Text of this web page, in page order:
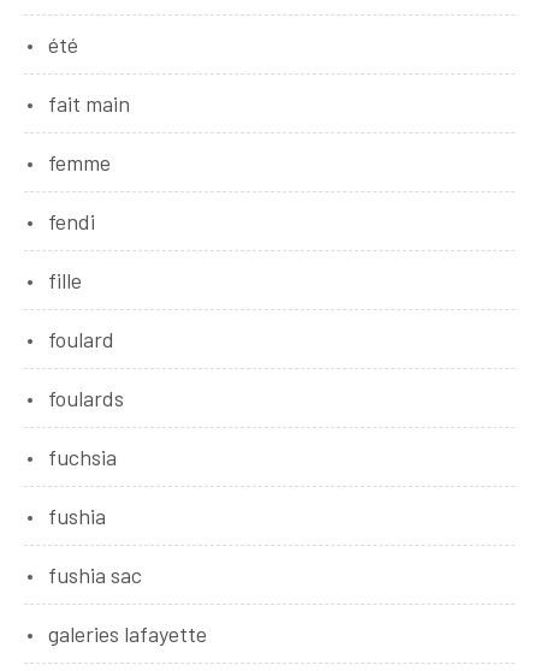
été
fait main
femme
fendi
fille
foulard
foulards
fuchsia
fushia
fushia sac
galeries lafayette